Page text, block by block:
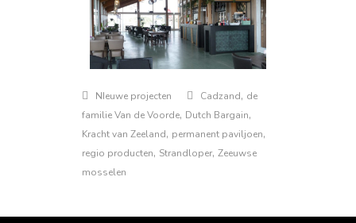
NIeuwe projecten Cadzand, de
familie Van de Voorde, Dutch Bargain,
Kracht van Zeeland, permanent paviljoen,
regio producten, Strandloper,Zeeuwse
mosselen